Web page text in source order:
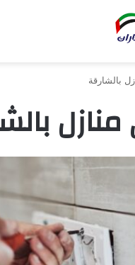
بالشارقة